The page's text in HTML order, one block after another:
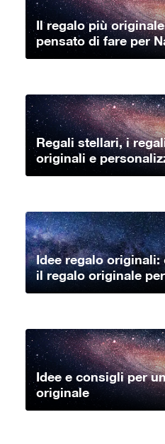
Il regalo più
pensato di fare per
Regali stellari, i
originali e
Idee regalo originali:
il regalo originale
Idee e consigli per
originale